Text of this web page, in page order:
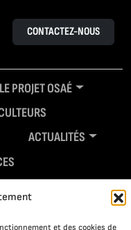
et des cookies de
CONTACTEZ-NOUS
LE PROJET OSAÉ
ACTUALITÉS